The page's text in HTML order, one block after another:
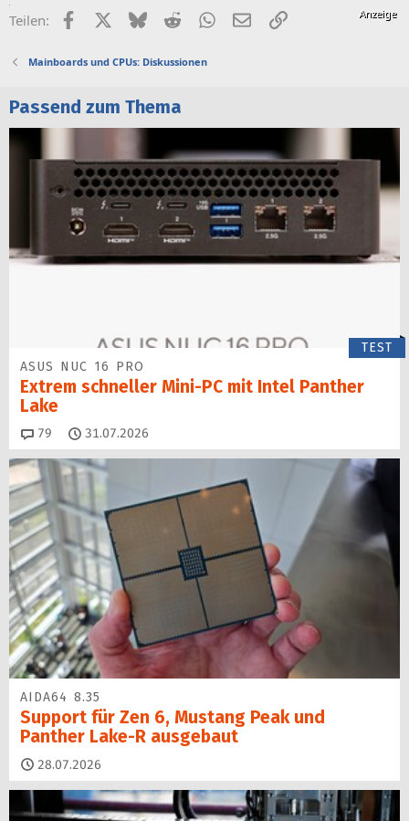
Teilen: FacebookX (Twitter)
BlueskyRedditWhatsApp
E-MailLink
Mainboards und CPUs: Diskussionen
Passend zum Thema
TEST
ASUS NUC 16 PRO
Extrem schneller Mini-PC mit Intel Panther
Lake
79 Kommentare
31.07.2026
AIDA64 8.35
Support für Zen 6, Mustang Peak und
Panther Lake-R ausgebaut
28.07.2026